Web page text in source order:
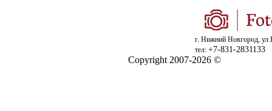
г. Нижний Новгород,
тел: +7-831-2831133
Copyright 2007-2026 ©